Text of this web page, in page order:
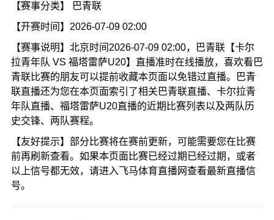
【赛事分类】 巴青联
【开赛时间】2026-07-09 02:00
【赛事说明】北京时间2026-07-09 02:00，巴青联【卡尔
拉青年队 VS 福塔雷萨U20】直播准时在线播放，喜欢看巴
青联比赛的朋友可以提前收藏本页面以免错过直播。巴青
联直播还为您在本页面索引了相关巴青联直播、卡尔拉青
年队直播、福塔雷萨U20直播的近期比赛列表以及两队历
史交锋、两队赛程。
【友好提示】部分比赛将在赛前更新，可能需要您在比赛
前再刷新查看。如果本页面比赛已经过期已经过期，或者
以上信号都无效，请进入飞马体育直播网查看最新直播信
号。